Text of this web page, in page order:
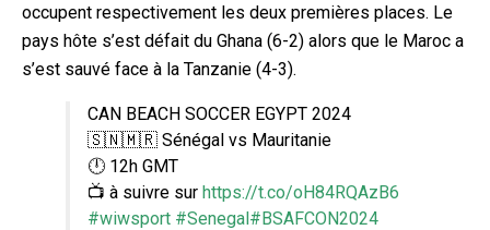
occupent respectivement les deux premières places. Le
pays hôte s’est défait du Ghana (6-2) alors que le Maroc a
s’est sauvé face à la Tanzanie (4-3).
CAN BEACH SOCCER EGYPT 2024
🇸🇳🇲🇷 Sénégal vs Mauritanie
🕛 12h GMT
📺 à suivre sur https://t.co/oH84RQAzB6
#wiwsport #Senegal#BSAFCON2024